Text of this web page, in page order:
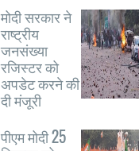
मोदी सरकार ने
राष्ट्रीय
जनसंख्या
रजिस्टर को
अपडेट करने की
दी मंजूरी
पीएम मोदी 25